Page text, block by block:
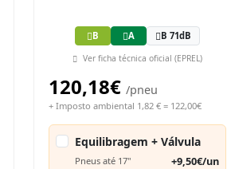
B A B 71dB
Ver ficha técnica oficial (EPREL)
120,18€ /pneu
+ Imposto ambiental 1,82 € = 122,00€
Equilibragem + Válvula
Pneus até 17" +9,50€/un